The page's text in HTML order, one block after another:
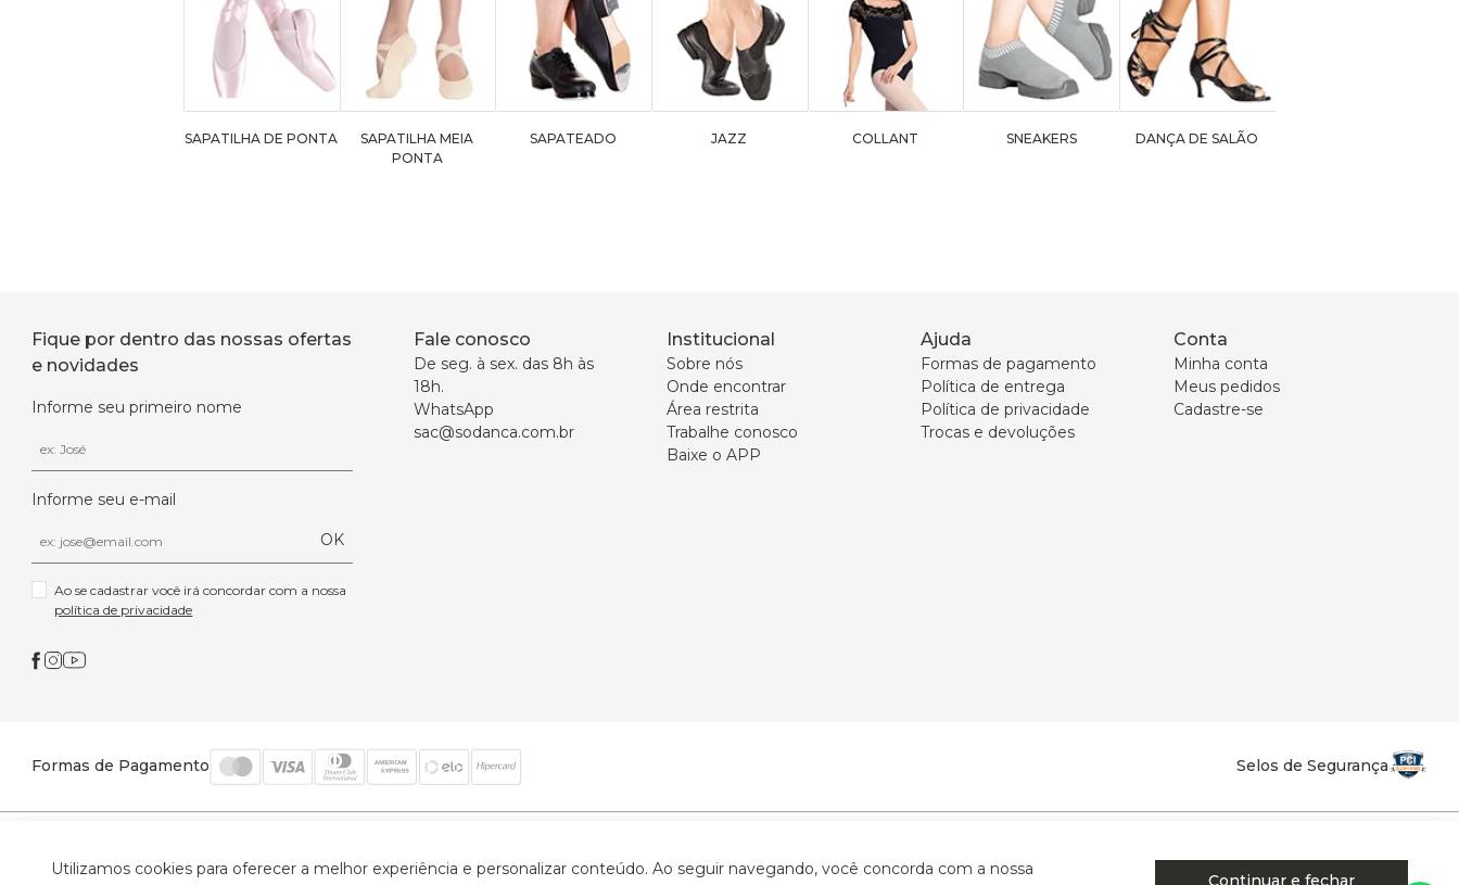
SAPATILHA DE PONTA
SAPATILHA MEIA
PONTA
SAPATEADO JAZZ COLLANT SNEAKERS DANÇA DE SALÃO
Fique por dentro das nossas ofertas
e novidades
Informe seu primeiro nome
Informe seu e-mail
OK
política de privacidade
Fale conosco
De seg. à sex. das 8h às
18h.
WhatsApp
sac@sodanca.com.br
Institucional
Sobre nós
Onde encontrar
Área restrita
Trabalhe conosco
Baixe o APP
Ajuda
Formas de pagamento
Política de entrega
Política de privacidade
Trocas e devoluções
Conta
Minha conta
Meus pedidos
Cadastre-se
Formas de Pagamento Selos de Segurança
Utilizamos cookies para oferecer a melhor experiência e personalizar conteúdo. Ao seguir navegando, você concorda com a nossa
Continuar e fechar